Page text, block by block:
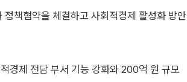
책협약을 체결하고 사회적경제 활성화 방안
경제 전담 부서 기능 강화와 200억 원 규모